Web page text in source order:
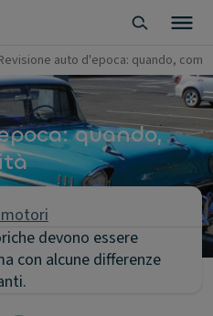
auto d'epoca: quando,
quando,
devono essere
con alcune differenze